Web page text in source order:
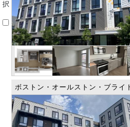
択
ボストン・オールストン・ブラ